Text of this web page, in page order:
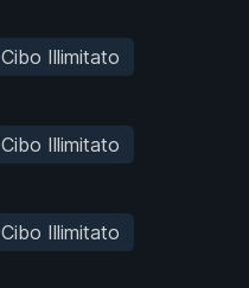
Cibo Illimitato
Cibo Illimitato
Cibo Illimitato